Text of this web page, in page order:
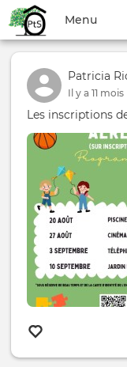
Menu
du
compte
l'utilisateur
Menu
Toggle
Patricia
Il y a 11 mois
Les inscriptions